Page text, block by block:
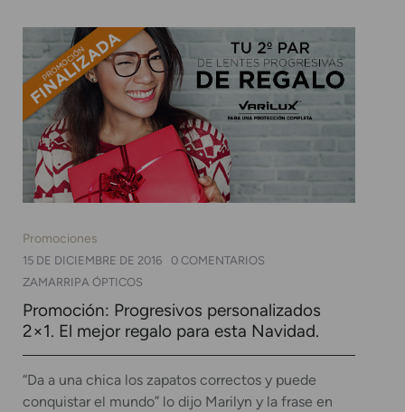
Promociones
15 DE DICIEMBRE DE 2016
0 COMENTARIOS
ZAMARRIPA ÓPTICOS
Promoción: Progresivos personalizados
2×1. El mejor regalo para esta Navidad.
“Da a una chica los zapatos correctos y puede
conquistar el mundo” lo dijo Marilyn y la frase en